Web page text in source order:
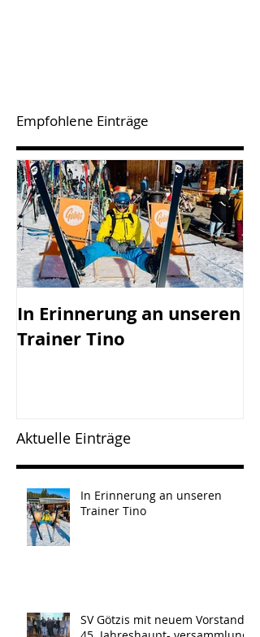
Empfohlene Einträge
In Erinnerung an unseren
Trainer Tino
Aktuelle Einträge
In Erinnerung an unseren
Trainer Tino
SV Götzis mit neuem Vorstand -